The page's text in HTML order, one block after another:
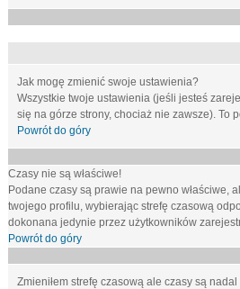
Jak mogę zmienić swoje ustawienia?
Wszystkie twoje ustawienia (jeśli jesteś
się na górze strony, chociaż nie zawsze). To
Powrót do góry
Czasy nie są właściwe!
Podane czasy są prawie na pewno właściwe,
twojego profilu, wybierając strefę czasową
dokonana jedynie przez użytkowników
Powrót do góry
Zmieniłem strefę czasową ale czasy są